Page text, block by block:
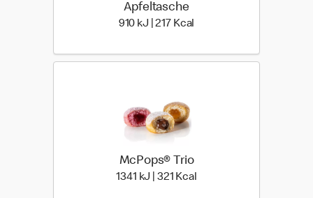
Apfeltasche
910 kJ | 217 Kcal
McPops® Trio
1341 kJ | 321 Kcal